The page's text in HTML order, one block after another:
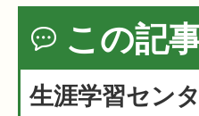
この記
生涯学習セン